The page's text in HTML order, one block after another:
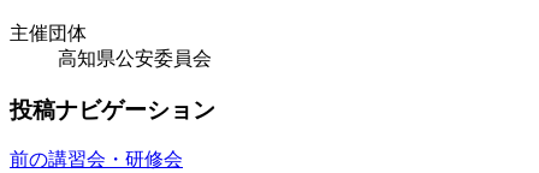
主催団体
高知県公安委員会
投稿ナビゲーション
前の講習会・研修会